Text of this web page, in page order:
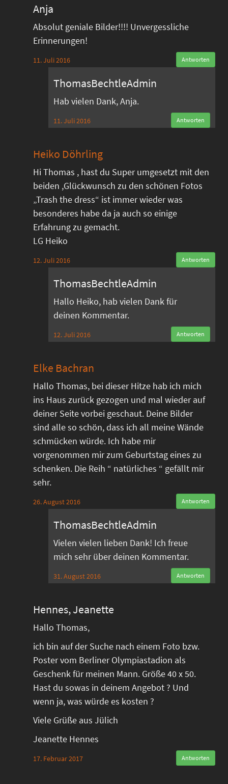
Anja
Absolut geniale Bilder!!!! Unvergessliche
Erinnerungen!
11. Juli 2016 Antworten
ThomasBechtleAdmin
Hab vielen Dank, Anja.
11. Juli 2016 Antworten
Heiko Döhrling
Hi Thomas , hast du Super umgesetzt mit den
beiden ,Glückwunsch zu den schönen Fotos
„Trash the dress“ ist immer wieder was
besonderes habe da ja auch so einige
Erfahrung zu gemacht.
LG Heiko
12. Juli 2016 Antworten
ThomasBechtleAdmin
Hallo Heiko, hab vielen Dank für
deinen Kommentar.
12. Juli 2016 Antworten
Elke Bachran
Hallo Thomas, bei dieser Hitze hab ich mich
ins Haus zurück gezogen und mal wieder auf
deiner Seite vorbei geschaut. Deine Bilder
sind alle so schön, dass ich all meine Wände
schmücken würde. Ich habe mir
vorgenommen mir zum Geburtstag eines zu
schenken. Die Reih “ natürliches “ gefällt mir
sehr.
26. August 2016 Antworten
ThomasBechtleAdmin
Vielen vielen lieben Dank! Ich freue
mich sehr über deinen Kommentar.
31. August 2016 Antworten
Hennes, Jeanette
Hallo Thomas,
ich bin auf der Suche nach einem Foto bzw.
Poster vom Berliner Olympiastadion als
Geschenk für meinen Mann. Größe 40 x 50.
Hast du sowas in deinem Angebot ? Und
wenn ja, was würde es kosten ?
Viele Grüße aus Jülich
Jeanette Hennes
17. Februar 2017 Antworten